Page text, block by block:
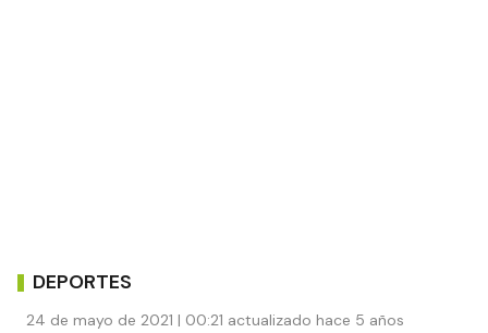
DEPORTES
24 de mayo de 2021 | 00:21 actualizado hace 5 años